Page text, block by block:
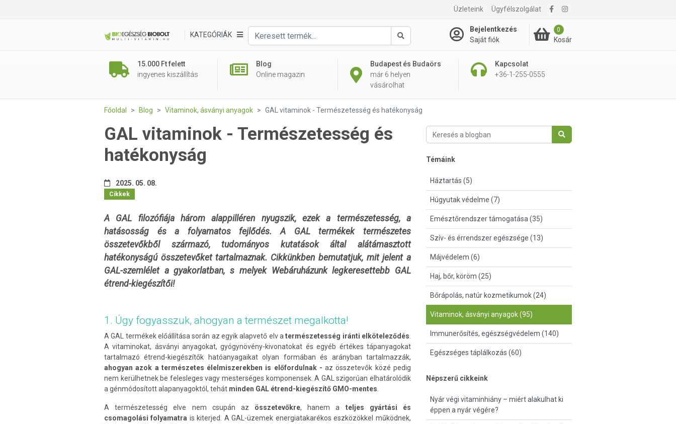
Üzleteink Ügyfélszolgálat
KATEGÓRIÁK
Keresés
Bejelentkezés
Saját fiók
0
Kosár
15.000 Ft felett
ingyenes kiszállítás
Blog
Online magazin
Budapest és Budaörs
már 6 helyen
vásárolhat
Kapcsolat
+36-1-255-0555
Főoldal Blog Vitaminok, ásványi anyagok GAL vitaminok - Természetesség és hatékonyság
GAL vitaminok - Természetesség és
hatékonyság
2025. 05. 08.
Cikkek
A GAL filozófiája három alappilléren nyugszik, ezek a természetesség, a
hatásosság és a folyamatos fejlődés. A GAL termékek természetes
összetevőkből származó, tudományos kutatások által alátámasztott
hatékonyságú összetevőket tartalmaznak. Cikkünkben bemutatjuk, mit jelent a
GAL-szemlélet a gyakorlatban, s melyek Webáruházunk legkeresettebb GAL
étrend-kiegészítői!
1. Úgy fogyasszuk, ahogyan a természet megalkotta!
A GAL termékek előállítása során az egyik alapvető elv atermészetesség iránti elköteleződés
A vitaminokat, ásványi anyagokat, gyógynövény-kivonatokat és egyéb értékes tápanyagokat
tartalmazó étrend-kiegészítők hatóanyagaikat olyan formában és arányban tartalmazzák,
ahogyan azok a természetes élelmiszerekben is előfordulnak - az összetevők közé pedig
nem kerülhetnek be felesleges vagy mesterséges komponensek. A GAL szigorúan elhatárolódik
a génmódosított alapanyagoktól, tehát minden GAL étrend-kiegészítő GMO-mentes
A természetesség elve nem csupán az összetevőkre, hanem a teljes gyártási és
csomagolási folyamatra is kiterjed. A GAL-üzemek energiatakarékos eszközökkel működnek,
Témáink
Háztartás (5)
Húgyutak védelme (7)
Emésztőrendszer támogatása (35)
Szív- és érrendszer egészsége (13)
Májvédelem (6)
Haj, bőr, köröm (25)
Bőrápolás, natúr kozmetikumok (24)
Vitaminok, ásványi anyagok (95)
Immunerősítés, egészségvédelem (140)
Egészséges táplálkozás (60)
Népszerű cikkeink
Nyár végi vitaminhiány – miért alakulhat ki
éppen a nyár végére?